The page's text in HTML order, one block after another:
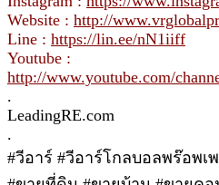
Website : http://
Line : https://lin.ee/nN1iiff
Youtube :
http://www.youtube.com/
.
LeadingRE.com
.
#วีอาร์ #วีอาร์โกลบอลพร๊อพเ